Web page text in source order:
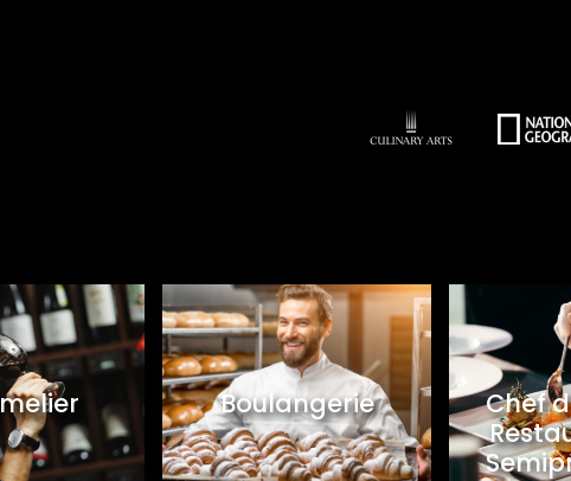
Boulangerie
Chef